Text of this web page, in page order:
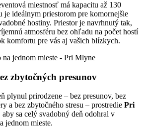
miestnosť má kapacitu až 130
je ideálnym priestorom pre komornejšie
hostiny. Priestor je navrhnutý tak,
atmosféru bez ohľadu na počet hostí
komfortu pre vás aj vašich blízkych.
zbytočných presunov
plynul prirodzene – bez presunov, bez
a bez zbytočného stresu – prostredie Pri
aby sa celý svadobný deň odohral v
jednom mieste.